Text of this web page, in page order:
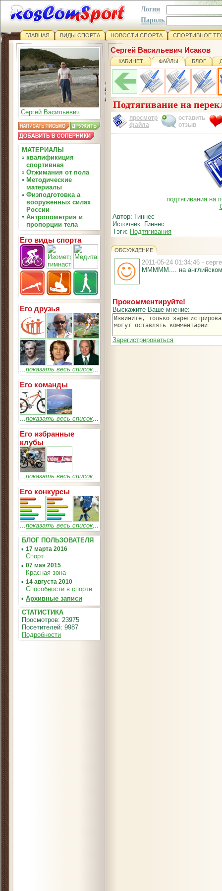
Логин
Пароль
ГЛАВНАЯ ВИДЫ СПОРТА НОВОСТИ СПОРТА СПОРТИВНОЕ
Сергей Васильевич
МАТЕРИАЛЫ
▫ квалификиция
спортивная
▫ Отжимания от пола
▫ Методические
материалы
▫ Физподготовка а
вооруженных силах
России
▫ Антропометрия и
пропорции тела
Его виды спорта
Его друзья
...показать весь список...
Его команды
...показать весь список...
Его избранные
клубы
...показать весь список...
Его конкурсы
...показать весь список...
БЛОГ ПОЛЬЗОВАТЕЛЯ
▪ 17 марта 2016
Спорт
▪ 07 мая 2015
Красная зона
▪ 14 августа 2010
Способности в спорте
▪ Архивные записи
СТАТИСТИКА
Просмотров: 23975
Посетителей: 9987
Подробности
Сергей Васильевич Исаков
КАБИНЕТ ФАЙЛЫ БЛОГ
Подтягивание на
просмотр
файла
оставить
отзыв
подтягивания на
Автор: Гиннес
Источник: Гиннес
Тэги: Подтягивания
ОБСУЖДЕНИЕ
2011-05-24 01:34:46 -
МММММ.... на английском
Прокомментируйте!
Выскажите Ваше мнение:
Зарегистрироваться